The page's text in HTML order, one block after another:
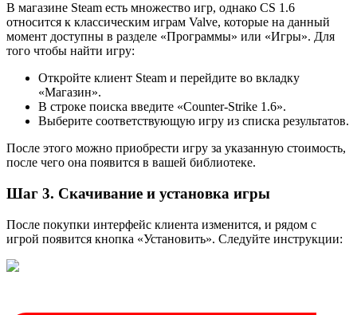
В магазине Steam есть множество игр, однако CS 1.6
относится к классическим играм Valve, которые на данный
момент доступны в разделе «Программы» или «Игры». Для
того чтобы найти игру:
Откройте клиент Steam и перейдите во вкладку
«Магазин».
В строке поиска введите «Counter-Strike 1.6».
Выберите соответствующую игру из списка результатов.
После этого можно приобрести игру за указанную стоимость,
после чего она появится в вашей библиотеке.
Шаг 3. Скачивание и установка игры
После покупки интерфейс клиента изменится, и рядом с
игрой появится кнопка «Установить». Следуйте инструкции: